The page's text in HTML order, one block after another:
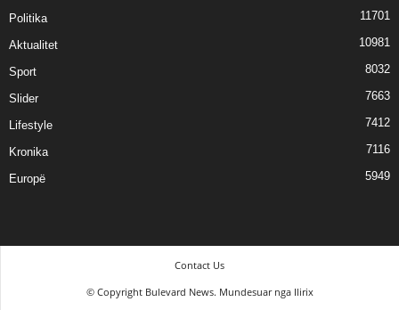
Politika 11701
Aktualitet 10981
Sport 8032
Slider 7663
Lifestyle 7412
Kronika 7116
Europë 5949
Contact Us
© Copyright Bulevard News. Mundesuar nga Ilirix